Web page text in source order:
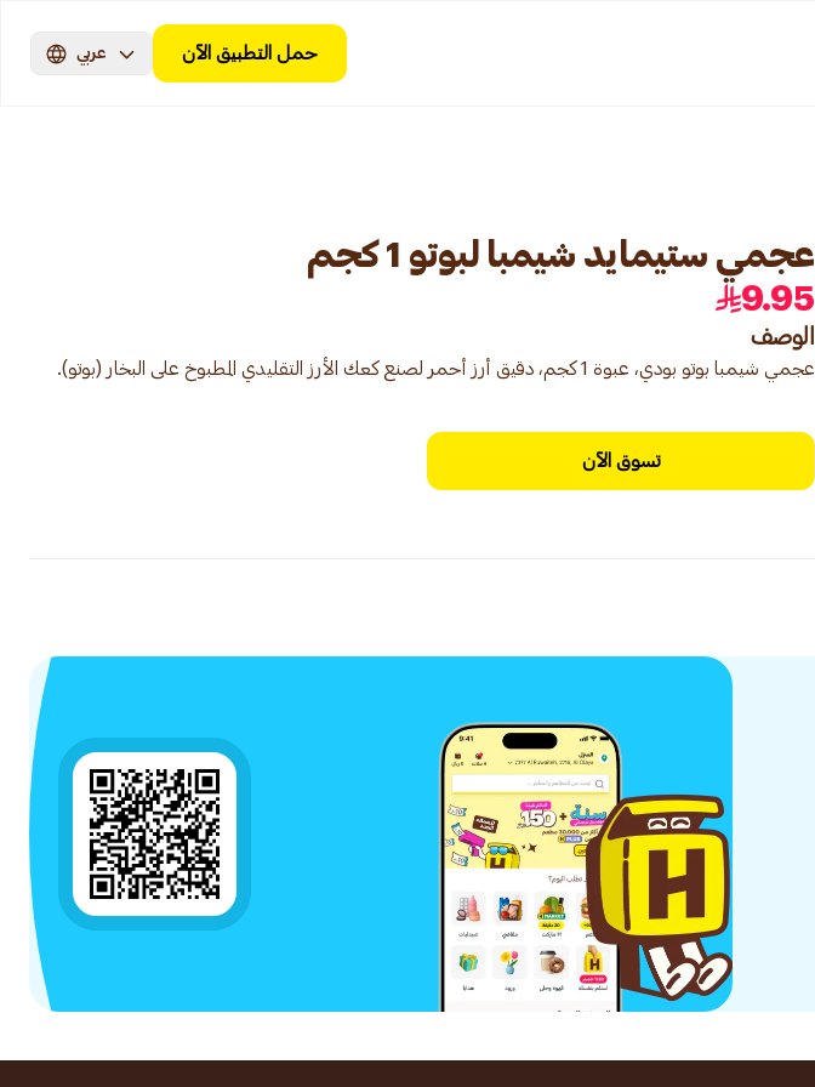
حمل التطبيق الآن عربي
عجمي ستيمايد شيمبا لبوتو 1 كجم
9.95
الوصف
عجمي شيمبا بوتو بودي، عبوة 1 كجم، دقيق أرز أحمر لصنع كعك الأرز التقليدي المطبوخ على البخار (بوتو).
تسوق الآن